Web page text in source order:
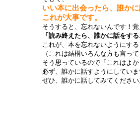
いい本に出会ったら、誰か
これが大事です。
そうすると、忘れないんです！
「読み終えたら、誰かに話をす
これが、本を忘れないようにす
（これは結構いろんな方も言っ
そう思っているので「これはよ
必ず、誰かに話すようにしてい
ぜひ、誰かに話してみてくださ